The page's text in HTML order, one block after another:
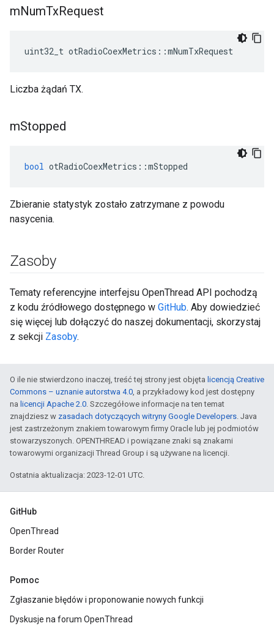
mNumTxRequest
uint32_t otRadioCoexMetrics ::mNumTxRequest
Liczba żądań TX.
mStopped
bool otRadioCoexMetrics ::mStopped
Zbieranie statystyk zostało zatrzymane z powodu
nasycenia.
Zasoby
Tematy referencyjne interfejsu OpenThread API pochodzą
z kodu źródłowego dostępnego w GitHub. Aby dowiedzieć
się więcej lub dołączyć do naszej dokumentacji, skorzystaj
z sekcji Zasoby.
O ile nie stwierdzono inaczej, treść tej strony jest objęta licencją Creative
Commons – uznanie autorstwa 4.0, a przykładowy kod jest dostępny
na licencji Apache 2.0. Szczegółowe informacje na ten temat
znajdziesz w zasadach dotyczących witryny Google Developers. Java
jest zastrzeżonym znakiem towarowym firmy Oracle lub jej podmiotów
stowarzyszonych. OPENTHREAD i powiązane znaki są znakami
towarowymi organizacji Thread Group i są używane na licencji.
Ostatnia aktualizacja: 2023-12-01 UTC.
GitHub
OpenThread
Border Router
Pomoc
Zgłaszanie błędów i proponowanie nowych funkcji
Dyskusje na forum OpenThread